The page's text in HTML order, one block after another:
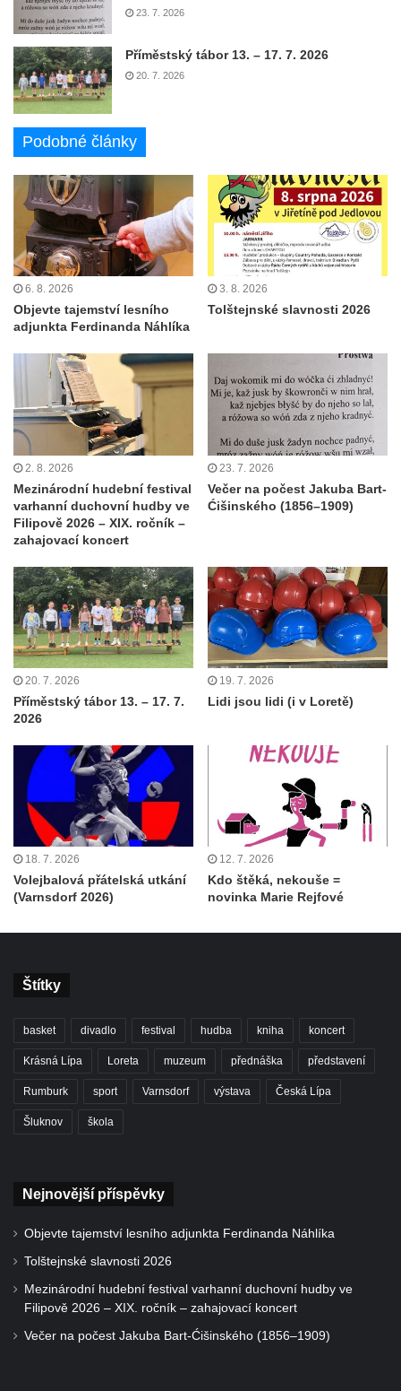
23. 7. 2026
Příměstský tábor 13. – 17. 7. 2026
20. 7. 2026
Podobné články
6. 8. 2026
Objevte tajemství lesního
adjunkta Ferdinanda Náhlíka
3. 8. 2026
Tolštejnské slavnosti 2026
2. 8. 2026
Mezinárodní hudební festival
varhanní duchovní hudby ve
Filipově 2026 – XIX. ročník –
zahajovací koncert
23. 7. 2026
Večer na počest Jakuba Bart-
Ćišinského (1856–1909)
20. 7. 2026
Příměstský tábor 13. – 17. 7.
2026
19. 7. 2026
Lidi jsou lidi (i v Loretě)
18. 7. 2026
Volejbalová přátelská utkání
(Varnsdorf 2026)
12. 7. 2026
Kdo štěká, nekouše =
novinka Marie Rejfové
Štítky
basket divadlo festival hudba kniha koncert
Krásná Lípa Loreta muzeum přednáška představení
Rumburk sport Varnsdorf výstava Česká Lípa
Šluknov škola
Nejnovější příspěvky
Objevte tajemství lesního adjunkta Ferdinanda Náhlíka
Tolštejnské slavnosti 2026
Mezinárodní hudební festival varhanní duchovní hudby ve
Filipově 2026 – XIX. ročník – zahajovací koncert
Večer na počest Jakuba Bart-Ćišinského (1856–1909)